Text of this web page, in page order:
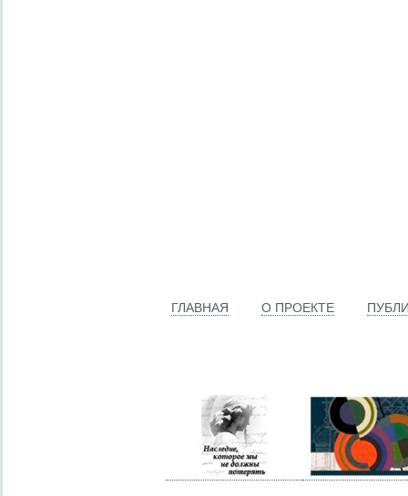
ГЛАВНАЯ О ПРОЕКТЕ